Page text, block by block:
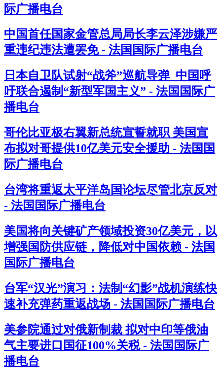
际广播电台
中国首任国家金管总局局长李云泽涉嫌严
重违纪违法遭罢免 - 法国国际广播电台
日本自卫队试射“战斧”巡航导弹 中国呼
吁联合遏制“新型军国主义” - 法国国际广
播电台
哥伦比亚极右翼新总统宣誓就职 美国宣
布拟对哥提供10亿美元安全援助 - 法国国
际广播电台
台湾将重返太平洋岛国论坛尽管北京反对
- 法国国际广播电台
美国将向关键矿产领域投资30亿美元，以
增强国防供应链，降低对中国依赖 - 法国
国际广播电台
台军“汉光”演习：法制“幻影”战机演练快
速补充弹药重返战场 - 法国国际广播电台
美参院通过对俄新制裁 拟对中印等俄油
气主要进口国征100%关税 - 法国国际广
播电台